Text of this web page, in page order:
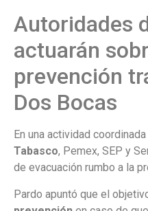
Autoridades
actuarán
prevención
Dos Bocas
En una actividad
Tabasco, Pemex, SEP y
de evacuación rumbo a la
Pardo apuntó que el